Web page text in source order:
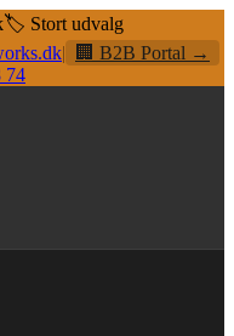
🏷️ Stort udvalg
|
🏢 B2B Portal →
74